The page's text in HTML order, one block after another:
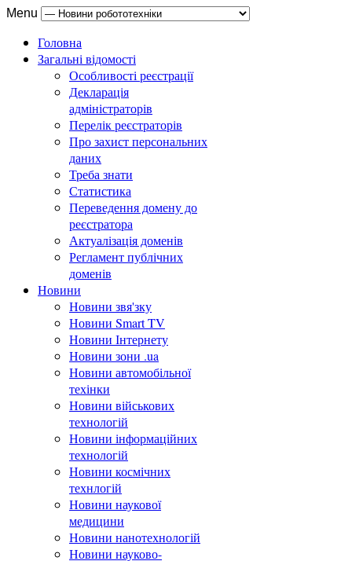
Menu
Головна
Загальні відомості
Особливості реєстрації
Декларація
адміністраторів
Перелік реєстраторів
Про захист персональних
даних
Треба знати
Статистика
Переведення домену до
реєстратора
Актуалізація доменів
Регламент публічних
доменів
Новини
Новини звя'зку
Новини Smart TV
Новини Інтернету
Новини зони .ua
Новини автомобільної
техінки
Новини військових
технологій
Новини інформаційних
технологій
Новини космічних
технлогій
Новини наукової
медицини
Новини нанотехнологій
Новини науково-